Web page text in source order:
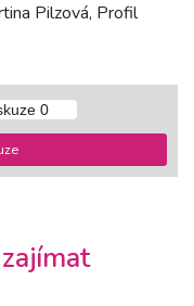
Pilzová, Profil
0